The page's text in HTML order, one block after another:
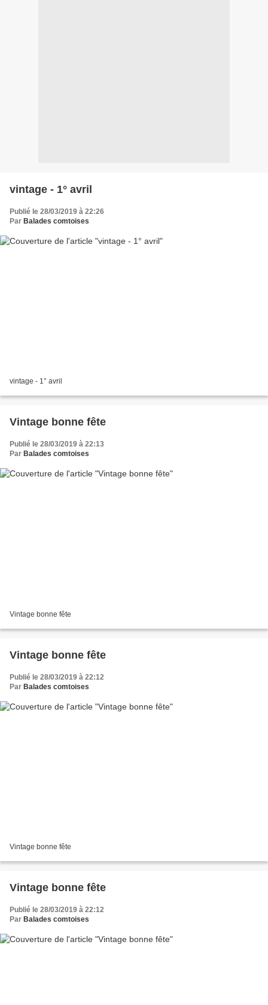
vintage - 1° avril
Publié le 28/03/2019 à 22:26
Par Balades comtoises
vintage - 1° avril
Vintage bonne fête
Publié le 28/03/2019 à 22:13
Par Balades comtoises
Vintage bonne fête
Vintage bonne fête
Publié le 28/03/2019 à 22:12
Par Balades comtoises
Vintage bonne fête
Vintage bonne fête
Publié le 28/03/2019 à 22:12
Par Balades comtoises